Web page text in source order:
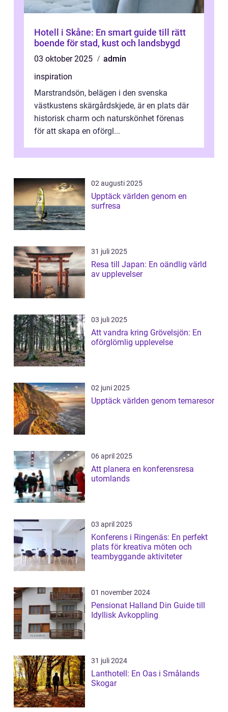
Hotell i Skåne: En smart guide till rätt
boende för stad, kust och landsbygd
03 oktober 2025
admin
inspiration
Marstrandsön, belägen i den svenska
västkustens skärgårdskjede, är en plats där
historisk charm och naturskönhet förenas
för att skapa en oförgl...
02 augusti 2025
Upptäck världen genom en
surfresa
31 juli 2025
Resa till Japan: En oändlig värld
av upplevelser
03 juli 2025
Att vandra kring Grövelsjön: En
oförglömlig upplevelse
02 juni 2025
Upptäck världen genom temaresor
06 april 2025
Att planera en konferensresa
utomlands
03 april 2025
Konferens i Ringenäs: En perfekt
plats för kreativa möten och
teambyggande aktiviteter
01 november 2024
Pensionat Halland Din Guide till
Idyllisk Avkoppling
31 juli 2024
Lanthotell: En Oas i Smålands
Skogar